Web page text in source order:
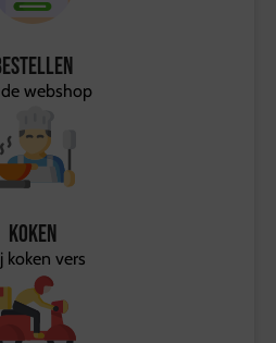
webshop
Koken
koken vers